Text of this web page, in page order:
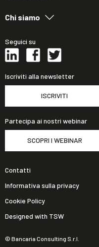
Chi siamo
Seguici su
Iscriviti alla newsletter
ISCRIVITI
Partecipa ai nostri webinar
SCOPRI I WEBINAR
© Bancaria Consulting S.r.l.
Contatti
Informativa sulla privacy
Cookie Policy
Designed with TSW